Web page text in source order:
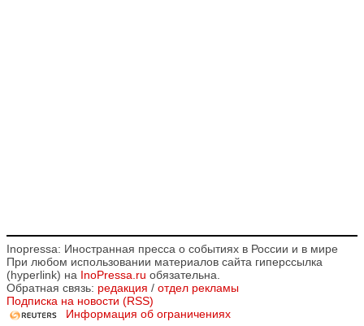
Inopressa: Иностранная пресса о событиях в России и в мире
При любом использовании материалов сайта гиперссылка
(hyperlink) на InoPressa.ru обязательна.
Обратная связь: редакция / отдел рекламы
Подписка на новости (RSS)
Информация об ограничениях